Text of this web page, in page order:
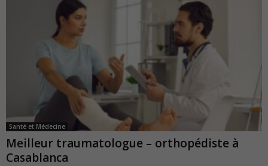
Santé et Médecine
Meilleur traumatologue – orthopédiste à
Casablanca